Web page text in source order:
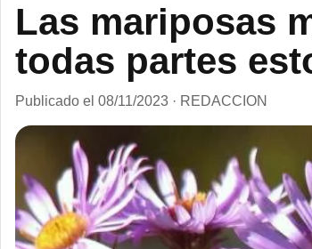
Las mariposas
todas partes
Publicado el 08/11/2023 · REDACCION